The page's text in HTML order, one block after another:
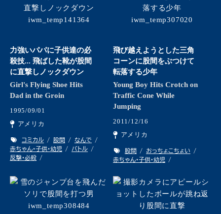
力強いパパに子供達の必
殺技... 飛ばした靴が股間
に直撃しノックダウン
Girl's Flying Shoe Hits
Dad in the Groin
1995/09/01
アメリカ
コミカル 股間
なんで
赤ちゃん・子供・幼児
バトル
反撃・必殺
飛び越えようとした三角
コーンに股間をぶつけて
転落する少年
Young Boy Hits Crotch on
Traffic Cone While
Jumping
2011/12/16
アメリカ
股間
おっちょこちょい
赤ちゃん・子供・幼児